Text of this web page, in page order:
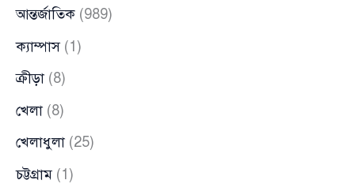
আন্তর্জাতিক (989)
ক্যাম্পাস(1)
ক্রীড়া (8)
খেলা (8)
খেলাধুলা (25)
চট্টগ্রাম (1)